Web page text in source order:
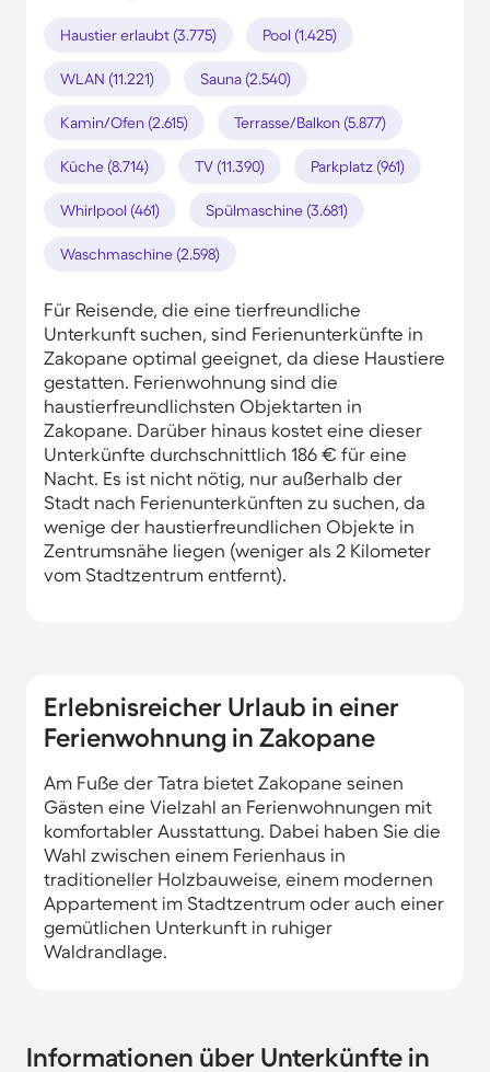
Haustier erlaubt (3.775) Pool (1.425)
WLAN (11.221) Sauna (2.540)
Kamin/Ofen (2.615) Terrasse/Balkon (5.877)
Küche (8.714) TV (11.390) Parkplatz (961)
Whirlpool (461) Spülmaschine (3.681)
Waschmaschine (2.598)
Für Reisende, die eine tierfreundliche
Unterkunft suchen, sind Ferienunterkünfte in
Zakopane optimal geeignet, da diese Haustiere
gestatten. Ferienwohnung sind die
haustierfreundlichsten Objektarten in
Zakopane. Darüber hinaus kostet eine dieser
Unterkünfte durchschnittlich 186 € für eine
Nacht. Es ist nicht nötig, nur außerhalb der
Stadt nach Ferienunterkünften zu suchen, da
wenige der haustierfreundlichen Objekte in
Zentrumsnähe liegen (weniger als 2 Kilometer
vom Stadtzentrum entfernt).
Erlebnisreicher Urlaub in einer
Ferienwohnung in Zakopane
Am Fuße der Tatra bietet Zakopane seinen
Gästen eine Vielzahl an Ferienwohnungen mit
komfortabler Ausstattung. Dabei haben Sie die
Wahl zwischen einem Ferienhaus in
traditioneller Holzbauweise, einem modernen
Appartement im Stadtzentrum oder auch einer
gemütlichen Unterkunft in ruhiger
Waldrandlage.
Informationen über Unterkünfte in